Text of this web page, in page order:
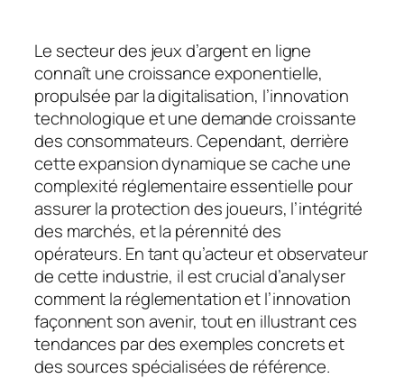
Le secteur des jeux d’argent en ligne
connaît une croissance exponentielle,
propulsée par la digitalisation, l’innovation
technologique et une demande croissante
des consommateurs. Cependant, derrière
cette expansion dynamique se cache une
complexité réglementaire essentielle pour
assurer la protection des joueurs, l’intégrité
des marchés, et la pérennité des
opérateurs. En tant qu’acteur et observateur
de cette industrie, il est crucial d’analyser
comment la réglementation et l’innovation
façonnent son avenir, tout en illustrant ces
tendances par des exemples concrets et
des sources spécialisées de référence.